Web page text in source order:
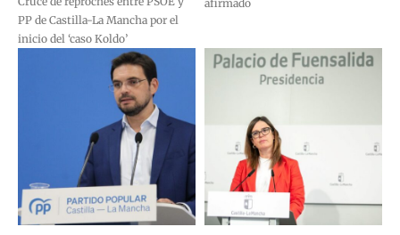
PP de Castilla-La Mancha por el
inicio del ‘caso Koldo’
afirmado